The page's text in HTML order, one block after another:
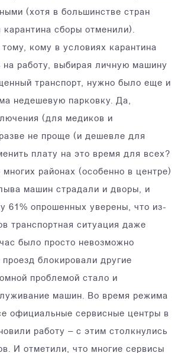
(хотя в большинстве стран
сборы отменили).
кому в условиях карантина
на работу, выбирая личную машину
транспорт, нужно было еще и
недешевую парковку. Да,
(для медиков и
не проще (и дешевле для
плату на это время для всех?
многих районах (особенно в центре)
машин страдали и дворы, и
61% опрошенных уверены, что из-
транспортная ситуация даже
было просто невозможно
проезд блокировали другие
проблемой стало и
машин. Во время режима
официальные сервисные центры в
работу – с этим столкнулись
И отметили, что многие сервисы